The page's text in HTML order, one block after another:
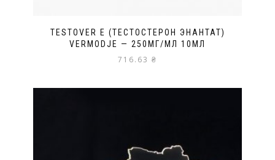
TESTOVER E (ТЕСТОСТЕРОН ЭНАНТАТ)
VERMODJE — 250МГ/МЛ 10МЛ
716.63 ₴